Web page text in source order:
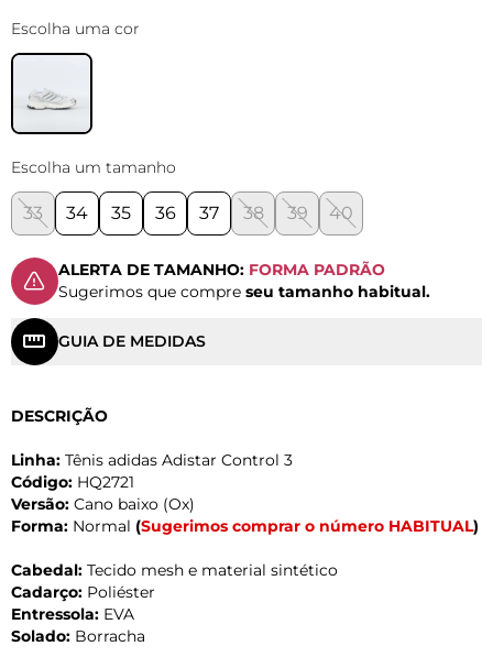
Escolha uma cor
Escolha um tamanho
33 34 35 36 37 38 39 40
ALERTA DE TAMANHO: FORMA PADRÃO
Sugerimos que compre seu tamanho habitual.
GUIA DE MEDIDAS
DESCRIÇÃO
Linha: Tênis adidas Adistar Control 3
Código: HQ2721
Versão: Cano baixo (Ox)
Forma: Normal (Sugerimos comprar o número HABITUAL)
Cabedal: Tecido mesh e material sintético
Cadarço: Poliéster
Entressola: EVA
Solado: Borracha